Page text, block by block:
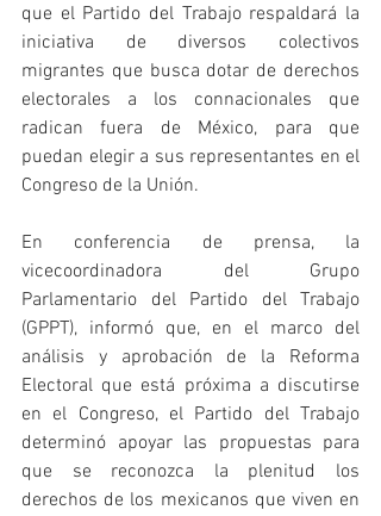
que el Partido del Trabajo respaldará la
iniciativa de diversos colectivos
migrantes que busca dotar de derechos
electorales a los connacionales que
radican fuera de México, para que
puedan elegir a sus representantes en el
Congreso de la Unión.
En conferencia de prensa, la
vicecoordinadora del Grupo
Parlamentario del Partido del Trabajo
(GPPT), informó que, en el marco del
análisis y aprobación de la Reforma
Electoral que está próxima a discutirse
en el Congreso, el Partido del Trabajo
determinó apoyar las propuestas para
que se reconozca la plenitud los
derechos de los mexicanos que viven en